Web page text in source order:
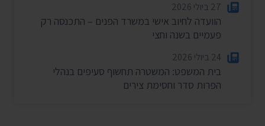
27 ביולי 2026
הוועדה לחיוב אישי במשרד הפנים – התכנסה רק
פעמיים בשנה וחצי
24 ביולי 2026
בית המשפט: המשטרה תחשוף סעיפים בנהלי
הפרות סדר וחסימת צירים